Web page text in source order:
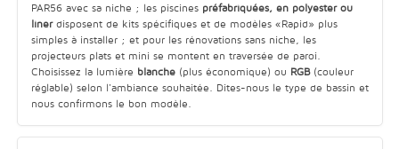
PAR56 avec sa niche ; les piscines préfabriquées, en polyester ou
linerdisposent de kits spécifiques et de modèles «Rapid» plus
simples à installer ; et pour les rénovations sans niche, les
projecteurs plats et mini se montent en traversée de paroi.
Choisissez la lumière blanche(plus économique) ou RGB(couleur
réglable) selon l'ambiance souhaitée. Dites-nous le type de bassin et
nous confirmons le bon modèle.